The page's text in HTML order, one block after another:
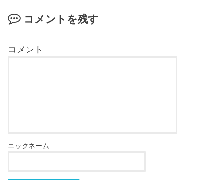
コメントを残す